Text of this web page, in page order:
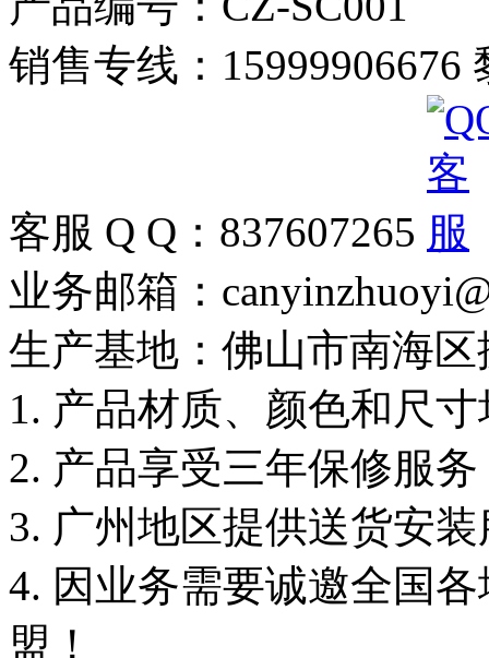
销售专线：15999906676
客服 Q Q：837607265
业务邮箱：
生产基地：佛山市南海
1. 产品材质、颜色和尺
2. 产品享受三年保修服
3. 广州地区提供送货安
4. 因业务需要诚邀全国
盟！